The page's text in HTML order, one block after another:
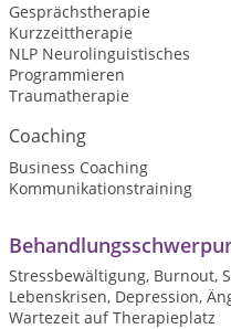
Gesprächstherapie
Kurzzeittherapie
NLP Neurolinguistisches
Programmieren
Traumatherapie
Coaching
Business Coaching
Kommunikationstraining
Stressbewältigung, Burnout,
Lebenskrisen, Depression,
Wartezeit auf Therapieplatz